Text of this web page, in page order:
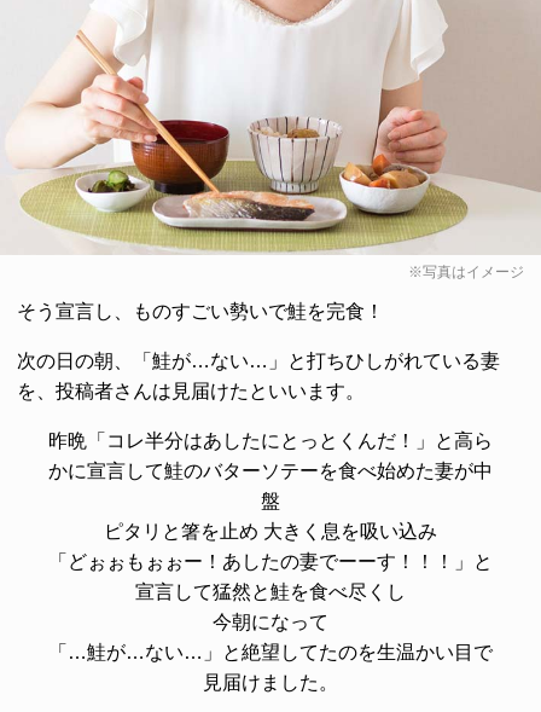
※写真はイメージ
そう宣言し、ものすごい勢いで鮭を完食！
次の日の朝、「鮭が…ない…」と打ちひしがれている妻
を、投稿者さんは見届けたといいます。
昨晩「コレ半分はあしたにとっとくんだ！」と高ら
かに宣言して鮭のバターソテーを食べ始めた妻が中
盤
ピタリと箸を止め 大きく息を吸い込み
「どぉぉもぉぉー！あしたの妻でーーす！！！」と
宣言して猛然と鮭を食べ尽くし
今朝になって
「…鮭が…ない…」と絶望してたのを生温かい目で
見届けました。